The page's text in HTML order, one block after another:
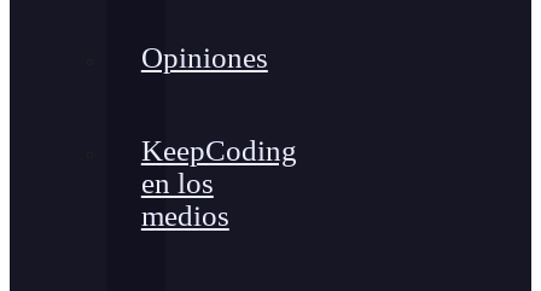
Opiniones
KeepCoding
en los
medios